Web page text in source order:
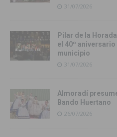
31/07/2026
Pilar de la
el 40º
municipio
31/07/2026
Almoradí
Bando Huertano
26/07/2026